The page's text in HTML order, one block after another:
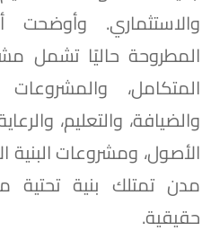
والاستثماري. وأوضحت
المطروحة حاليًا تشمل
المتكامل،
والضيافة، والتعليم،
الأصول، ومشروعات البنية
مدن تمتلك بنية
حقيقية.